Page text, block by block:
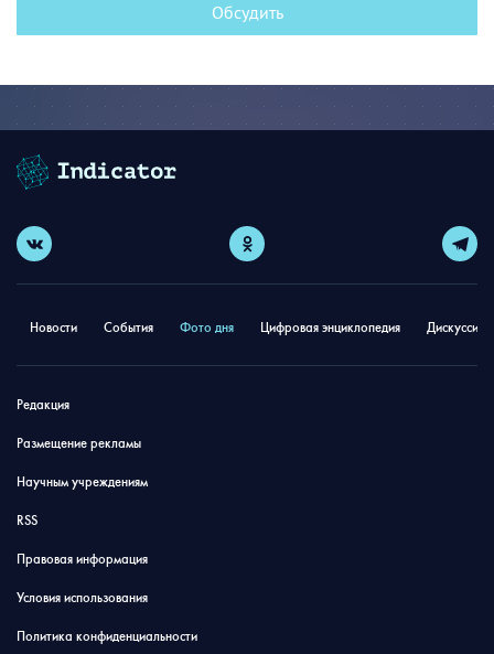
Обсудить
Новости События Фото дня Цифровая энциклопедия
Редакция
Размещение рекламы
Научным учреждениям
RSS
Правовая информация
Условия использования
Политика конфиденциальности